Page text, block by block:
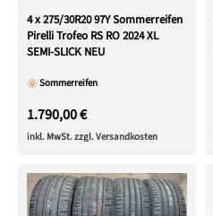
4 x 275/30R20 97Y Sommerreifen
Pirelli Trofeo RS RO 2024 XL
SEMI-SLICK NEU
Sommerreifen
1.790,00 €
inkl. MwSt. zzgl. Versandkosten